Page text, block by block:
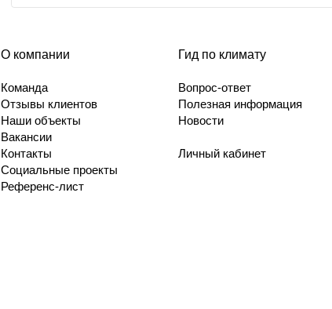
О компании
Команда
Отзывы клиентов
Наши объекты
Вакансии
Контакты
Социальные проекты
Референс-лист
Гид по климату
Вопрос-ответ
Полезная информация
Новости
Личный кабинет